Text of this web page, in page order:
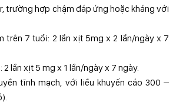
trường hợp chậm đáp ứng hoặc kháng với
trên 7 tuổi: 2 lần xịt 5mg x 2 lần/ngày x 7
lần xịt 5 mg x 1 lần/ngày x 7 ngày.
tĩnh mạch, với liều khuyến cáo 300 –